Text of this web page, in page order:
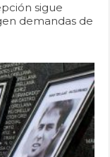
sigue
demandas de